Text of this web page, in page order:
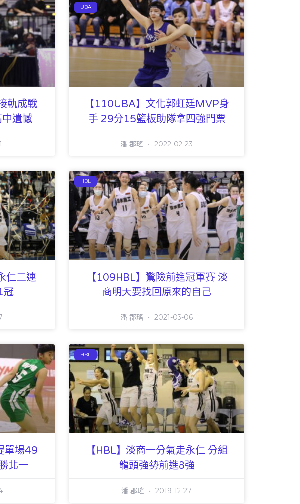
軌成戰
遺憾
UBA
【110UBA】文化郭虹廷MVP身
手 29分15籃板助隊拿四強門票
潘 郡瑤 2022-02-23
仁二連
冠
HBL
【109HBL】驚險前進冠軍賽 淡
商明天要找回原來的自己
潘 郡瑤 2021-03-06
單場49
北一
HBL
【HBL】淡商一分氣走永仁 分組
龍頭強勢前進8強
潘 郡瑤 2019-12-27